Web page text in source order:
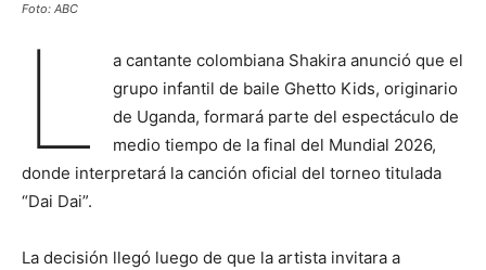
Foto: ABC
L
a cantante colombiana Shakira anunció que el
grupo infantil de baile Ghetto Kids, originario
de Uganda, formará parte del espectáculo de
medio tiempo de la final del Mundial 2026,
donde interpretará la canción oficial del torneo titulada
“Dai Dai”.
La decisión llegó luego de que la artista invitara a